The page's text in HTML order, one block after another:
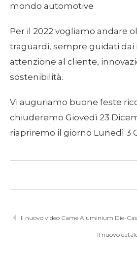
mondo automotive
Per il 2022 vogliamo andare
traguardi, sempre guidati dai
attenzione al cliente,
sostenibilità.
Vi auguriamo buone feste
chiuderemo Giovedì 23
riapriremo il giorno Lunedì 3
Il nuovo video Came Aluminium Die-
Il nuovo